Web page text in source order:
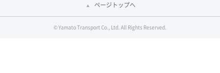
ページトップへ
© Yamato Transport Co., Ltd. All Rights Reserved.